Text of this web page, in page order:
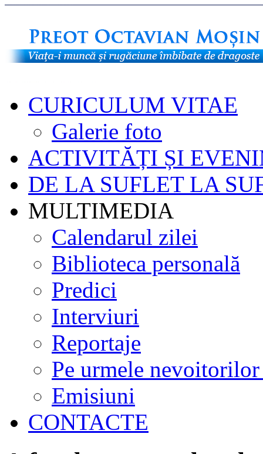
CURICULUM VITAE
Galerie foto
ACTIVITĂȚI ȘI
DE LA SUFLET LA
MULTIMEDIA
Calendarul zilei
Biblioteca personală
Predici
Interviuri
Reportaje
Pe urmele nevoitorilor
Emisiuni
CONTACTE